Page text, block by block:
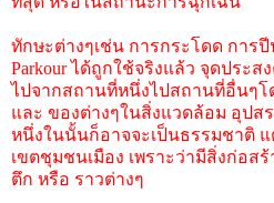
ทักษะต่างๆเช่น การกระโดด การ
Parkour ได้ถูกใช้จริงแล้ว จุดประส
ไปจากสถานที่หนึ่งไปสถานที่อื่นๆโ
และ ของต่างๆในสิ่งแวดล้อม อุปส
หนึ่งในนั้นก็อาจจะเป็นธรรมชาติ แ
เขตชุมชนเมือง เพราะว่ามีสิ่งก่อส
ตึก หรือ ราวต่างๆ